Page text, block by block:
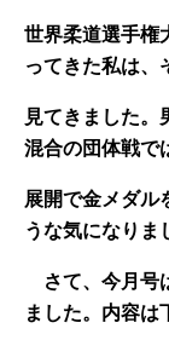
世界柔道選手権
ってきた私は、
見てきました
混合の団体戦で
展開で金メダル
うな気になりま
さて、 今月号
ました。内容は